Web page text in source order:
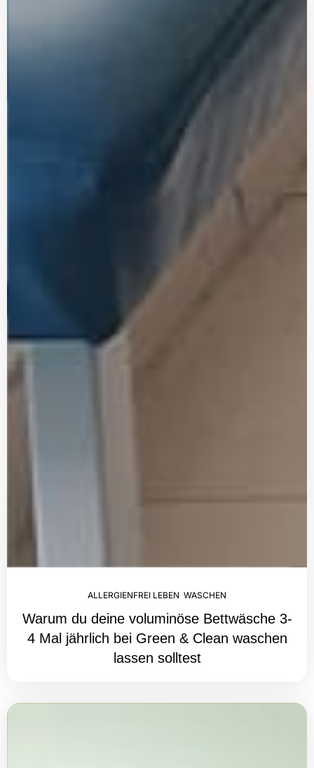
ALLERGIENFREI LEBEN WASCHEN
Warum du deine voluminöse Bettwäsche 3-
4 Mal jährlich bei Green & Clean waschen
lassen solltest